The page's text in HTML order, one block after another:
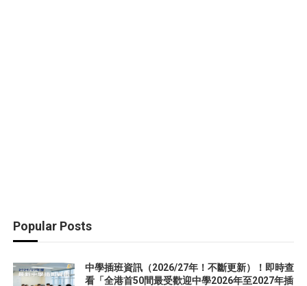
Popular Posts
中學插班資訊（2026/27年！不斷更新）！即時查
看「全港首50間最受歡迎中學2026年至2027年插